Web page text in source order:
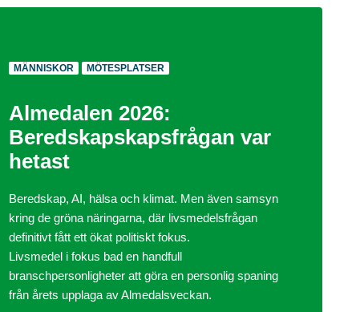
MÄNNISKOR MÖTESPLATSER
Almedalen 2026:
Beredskapskapsfrågan var
hetast
Beredskap, AI, hälsa och klimat. Men även samsyn
kring de gröna näringarna, där livsmedelsfrågan
definitivt fått ett ökat politiskt fokus.
Livsmedel i fokus bad en handfull
branschpersonligheter att göra en personlig spaning
från årets upplaga av Almedalsveckan.